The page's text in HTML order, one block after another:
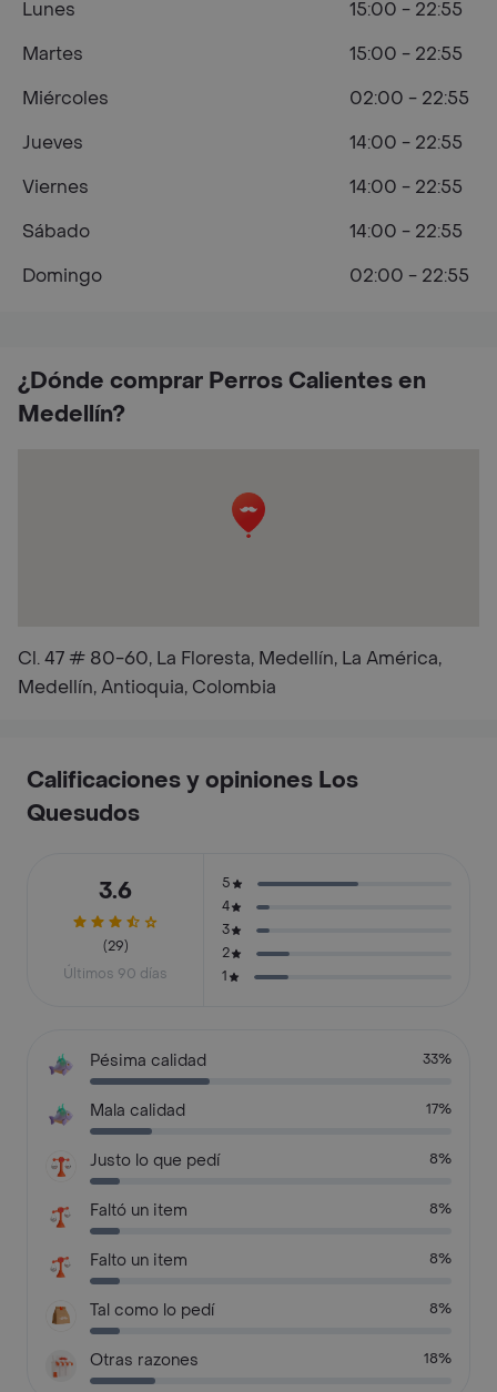
¿Dónde comprar Perros Calientes en
Medellín?
Cl. 47 # 80-60, La Floresta, Medellín, La América,
Medellín, Antioquia, Colombia
Lunes
15:00 - 22:55
Martes
15:00 - 22:55
Miércoles
02:00 - 22:55
Jueves
14:00 - 22:55
Viernes
14:00 - 22:55
Sábado
14:00 - 22:55
Domingo
02:00 - 22:55
Calificaciones y opiniones Los
Quesudos
3.6
(29)
Últimos 90 días
5
4
3
2
1
Pésima calidad 33%
Mala calidad 17%
Justo lo que pedí 8%
Faltó un item 8%
Falto un item 8%
Tal como lo pedí 8%
Otras razones 18%